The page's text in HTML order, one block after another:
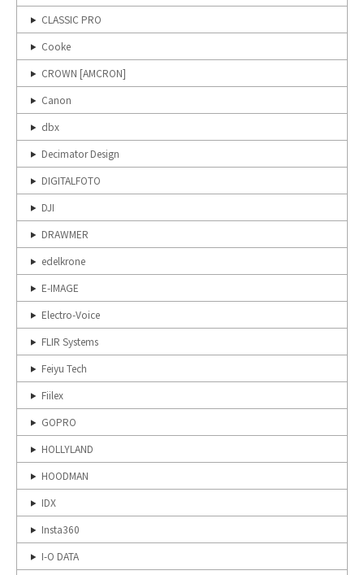
CLASSIC PRO
Cooke
CROWN [AMCRON]
Canon
dbx
Decimator Design
DIGITALFOTO
DJI
DRAWMER
edelkrone
E-IMAGE
Electro-Voice
FLIR Systems
Feiyu Tech
Fiilex
GOPRO
HOLLYLAND
HOODMAN
IDX
Insta360
I-O DATA